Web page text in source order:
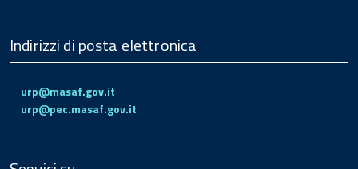
Indirizzi di posta elettronica
urp@masaf.gov.it
urp@pec.masaf.gov.it